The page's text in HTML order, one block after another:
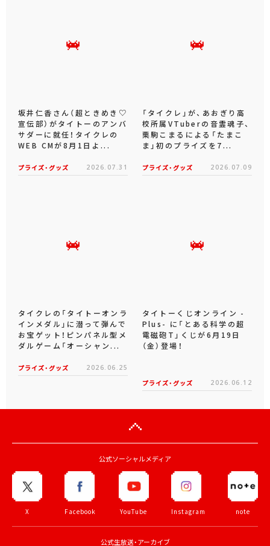
坂井仁香さん（超ときめき♡
宣伝部）がタイトーのアンバ
サダーに就任！タイクレの
WEB CMが8月1日よ...
プライズ・グッズ 2026.07.31
「タイクレ」が、あおぎり高
校所属VTuberの音霊魂子、
栗駒こまるによる「たまこ
ま」初のプライズを7...
プライズ・グッズ 2026.07.09
タイクレの「タイトーオンラ
インメダル」に潜って弾んで
お宝ゲット！ピンパネル型メ
ダルゲーム「オーシャン...
プライズ・グッズ 2026.06.25
タイトーくじオンライン -
Plus- に「とある科学の超
電磁砲T」くじが6月19日
（金）登場！
プライズ・グッズ 2026.06.12
公式ソーシャルメディア
X Facebook YouTube Instagram note
公式生放送・アーカイブ